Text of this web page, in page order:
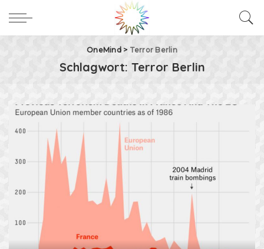
OneMind> Terror Berlin
Schlagwort: Terror Berlin